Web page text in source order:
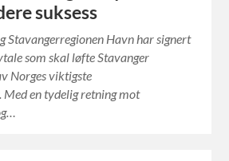
suksess
Stavangerregionen Havn har signert
som skal løfte Stavanger
Norges viktigste
Med en tydelig retning mot